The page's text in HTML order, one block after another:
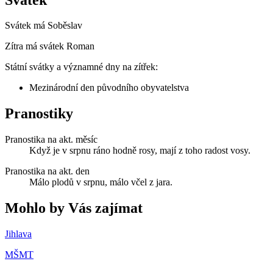
Svátek má Soběslav
Zítra má svátek Roman
Státní svátky a významné dny na zítřek:
Mezinárodní den původního obyvatelstva
Pranostiky
Pranostika na akt. měsíc
Když je v srpnu ráno hodně rosy, mají z toho radost vosy.
Pranostika na akt. den
Málo plodů v srpnu, málo včel z jara.
Mohlo by Vás zajímat
Jihlava
MŠMT